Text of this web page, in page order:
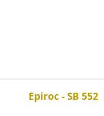
Epiroc - SB 552